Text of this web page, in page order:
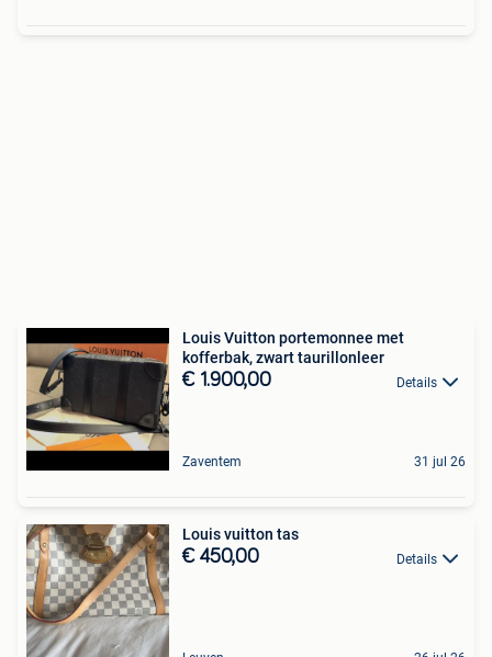
Louis Vuitton portemonnee met
kofferbak, zwart taurillonleer
€ 1.900,00 Details
Zaventem 31 jul 26
Louis vuitton tas
€ 450,00 Details